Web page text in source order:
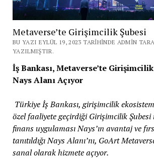
Metaverse’te Girişimcilik Şubesi
BU YAZI EYLÜL 19, 2023 TARIHINDE ADMIN
YAZILMIŞTIR.
İş Bankası, Metaverse’te
Nays Alanı Açıyor
Türkiye İş Bankası, girişimcilik
özel faaliyete geçirdiği Girişimcilik Şubesi
finans uygulaması Nays’ın avantaj ve
tanıtıldığı Nays Alanı’nı, GoArt
sanal olarak hizmete açıyor.